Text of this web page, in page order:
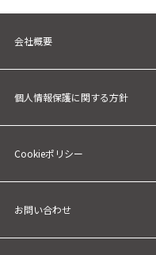
会社概要
個人情報保護に関する方針
Cookieポリシー
お問い合わせ